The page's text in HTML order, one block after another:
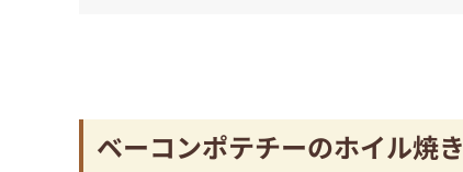
ベーコンポテチーのホイル焼き